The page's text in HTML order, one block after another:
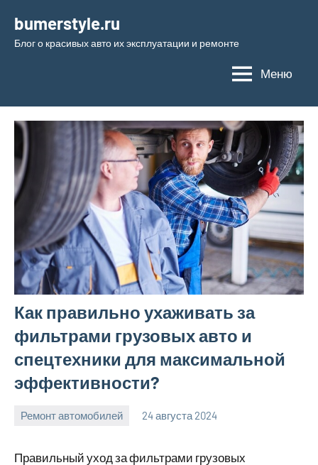
содержимому
bumerstyle.ru
Блог о красивых авто их эксплуатации и ремонте
Меню
Как правильно ухаживать за
фильтрами грузовых авто и
спецтехники для максимальной
эффективности?
Ремонт автомобилей 24 августа 2024
Правильный уход за фильтрами грузовых